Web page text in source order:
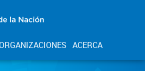
ACERCA